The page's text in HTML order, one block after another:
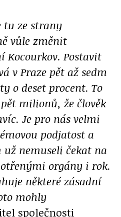
tu ze strany
vůle změnit
Kocourkov. Postavit
v Praze pět až sedm
o deset procent. To
milionů, že člověk
Je pro nás velmi
podjatost a
nemuseli čekat na
orgány i rok.
některé zásadní
mohly
společnosti